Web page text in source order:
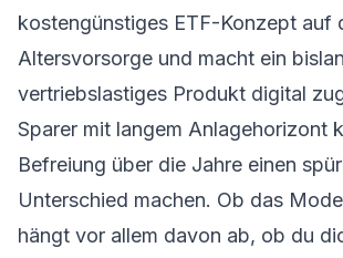
kostengünstiges ETF-Konzept auf
Altersvorsorge und macht ein
vertriebslastiges Produkt digital
Sparer mit langem Anlagehorizont
Befreiung über die Jahre einen
Unterschied machen. Ob das
hängt vor allem davon ab, ob du